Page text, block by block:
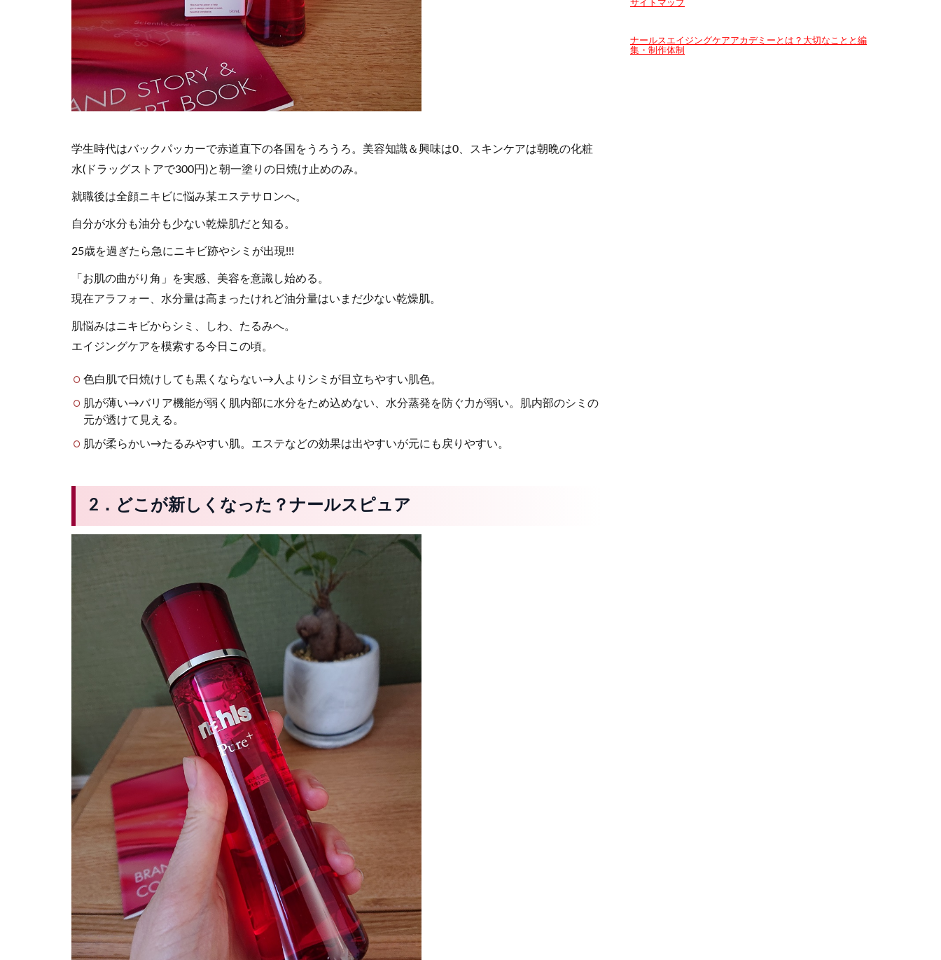
学生時代はバックパッカーで赤道直下の各国をうろうろ。美容知識＆興味は0、スキンケアは朝晩の化粧
水(ドラッグストアで300円)と朝一塗りの日焼け止めのみ。
就職後は全顔ニキビに悩み某エステサロンへ。
自分が水分も油分も少ない乾燥肌だと知る。
25歳を過ぎたら急にニキビ跡やシミが出現!!!
「お肌の曲がり角」を実感、美容を意識し始める。
現在アラフォー、水分量は高まったけれど油分量はいまだ少ない乾燥肌。
肌悩みはニキビからシミ、しわ、たるみへ。
エイジングケアを模索する今日この頃。
色白肌で日焼けしても黒くならない→人よりシミが目立ちやすい肌色。
肌が薄い→バリア機能が弱く肌内部に水分をため込めない、水分蒸発を防ぐ力が弱い。肌内部のシミの
元が透けて見える。
肌が柔らかい→たるみやすい肌。エステなどの効果は出やすいが元にも戻りやすい。
2．どこが新しくなった？ナールスピュア
サイトマップ
ナールスエイジングケアアカデミーとは？大切なことと編
集・制作体制